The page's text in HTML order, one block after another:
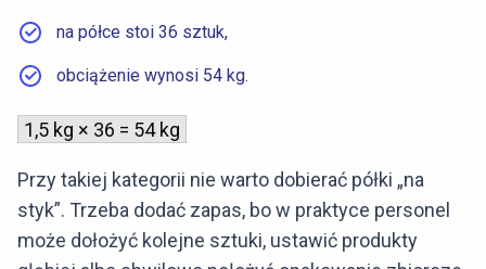
na półce stoi 36 sztuk,
obciążenie wynosi 54 kg.
1,5 kg × 36 = 54 kg
Przy takiej kategorii nie warto dobierać półki „na
styk”. Trzeba dodać zapas, bo w praktyce personel
może dołożyć kolejne sztuki, ustawić produkty